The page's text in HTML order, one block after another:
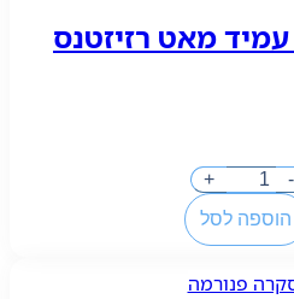
מאט רזיזטנס
+
הוספה לסל